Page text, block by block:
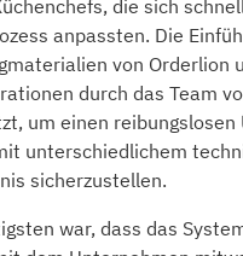
die sich
anpassten. Die
von Orderlion
durch das Team
um einen reibungslosen
unterschiedlichem
sicherzustellen.
war, dass das